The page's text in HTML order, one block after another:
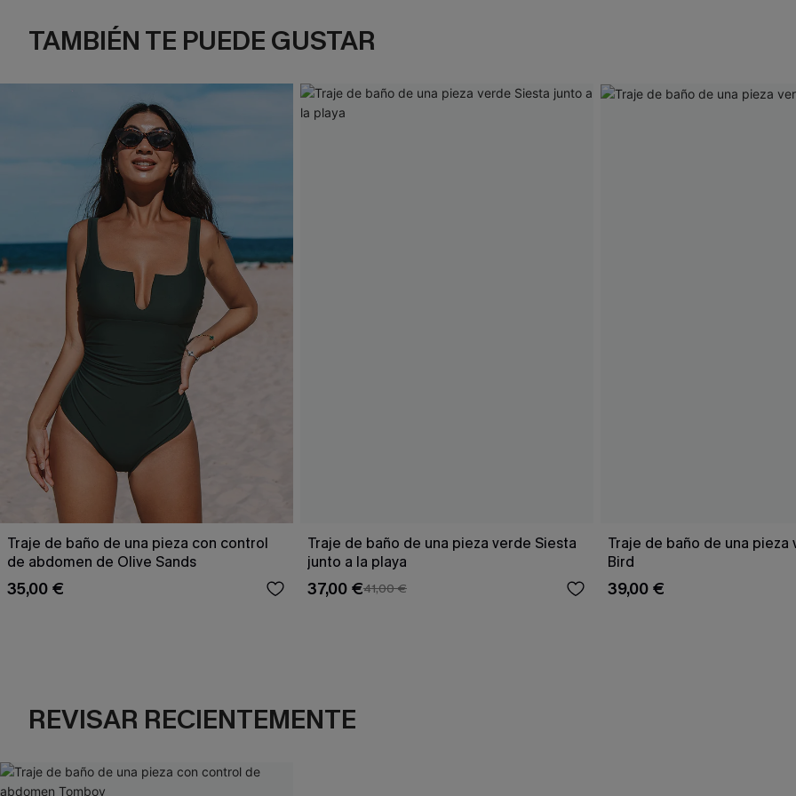
TAMBIÉN TE PUEDE GUSTAR
Traje de baño de una pieza con control
de abdomen de Olive Sands
35,00 €
Traje de baño de una pieza verde Siesta
junto a la playa
37,00 €41,00 €
Traje de baño de una pieza
Bird
39,00 €
REVISAR RECIENTEMENTE